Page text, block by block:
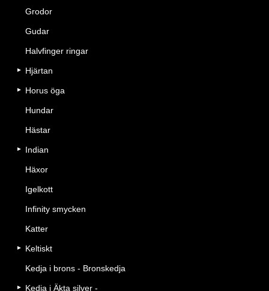
Grodor
Gudar
Halvfinger ringar
Hjärtan
Horus öga
Hundar
Hästar
Indian
Häxor
Igelkott
Infinity smycken
Katter
Keltiskt
Kedja i brons - Bronskedja
Kedja i Äkta silver -